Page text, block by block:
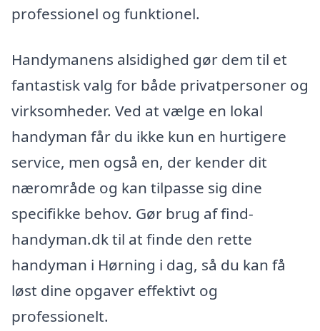
professionel og funktionel.
Handymanens alsidighed gør dem til et
fantastisk valg for både privatpersoner og
virksomheder. Ved at vælge en lokal
handyman får du ikke kun en hurtigere
service, men også en, der kender dit
nærområde og kan tilpasse sig dine
specifikke behov. Gør brug af find-
handyman.dk til at finde den rette
handyman i Hørning i dag, så du kan få
løst dine opgaver effektivt og
professionelt.